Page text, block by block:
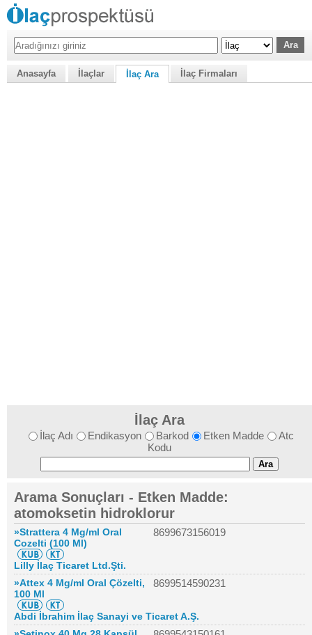
Anasayfa İlaçlar İlaç Ara İlaç Firmaları
İlaç Ara
İlaç Adı Endikasyon Barkod Etken Madde
Atc
Kodu
Arama Sonuçları - Etken Madde:
atomoksetin hidroklorur
»Strattera 4 Mg/ml Oral
Cozelti (100 Ml)
8699673156019
Lilly İlaç Ticaret Ltd.Şti.
»Attex 4 Mg/ml Oral Çözelti,
100 Ml
8699514590231
Abdi İbrahim İlaç Sanayi ve Ticaret A.Ş.